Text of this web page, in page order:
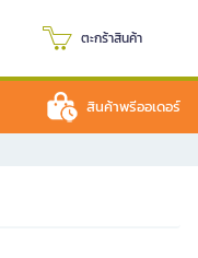
ตะกร้าสินค้า
สินค้าพรีออเดอร์